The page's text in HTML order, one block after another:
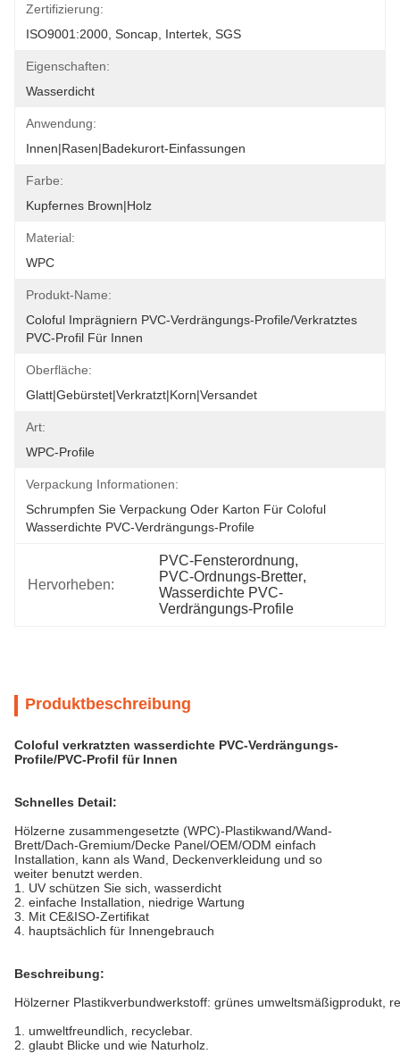
Zertifizierung:
ISO9001:2000, Soncap, Intertek, SGS
Eigenschaften:
Wasserdicht
Anwendung:
Innen|Rasen|Badekurort-Einfassungen
Farbe:
Kupfernes Brown|Holz
Material:
WPC
Produkt-Name:
Coloful Imprägniern PVC-Verdrängungs-Profile/verkratztes
PVC-Profil Für Innen
Oberfläche:
Glatt|Gebürstet|Verkratzt|Korn|Versandet
Art:
WPC-Profile
Verpackung Informationen:
Schrumpfen Sie Verpackung Oder Karton Für Coloful
Wasserdichte PVC-Verdrängungs-Profile
Hervorheben:
PVC-Fensterordnung,
PVC-Ordnungs-Bretter,
Wasserdichte PVC-
Verdrängungs-Profile
Produktbeschreibung
Coloful verkratzten wasserdichte PVC-Verdrängungs-
Profile/PVC-Profil für Innen
Schnelles Detail:
Hölzerne zusammengesetzte (WPC)-Plastikwand/Wand-
Brett/Dach-Gremium/Decke Panel/OEM/ODM einfach
Installation, kann als Wand, Deckenverkleidung und so
weiter benutzt werden.
1. UV schützen Sie sich, wasserdicht
2. einfache Installation, niedrige Wartung
3. Mit CE&ISO-Zertifikat
4. hauptsächlich für Innengebrauch
Beschreibung:
Hölzerner Plastikverbundwerkstoff: grünes umweltsmäßigprodukt,
1. umweltfreundlich, recyclebar.
2. glaubt Blicke und wie Naturholz.